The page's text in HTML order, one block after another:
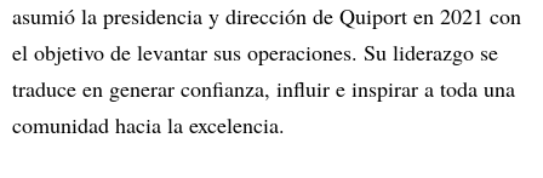
asumió la presidencia y dirección de Quiport en 2021 con
el objetivo de levantar sus operaciones. Su liderazgo se
traduce en generar confianza, influir e inspirar a toda una
comunidad hacia la excelencia.